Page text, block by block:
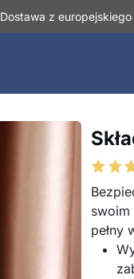
Dostawa z
swoim
pełny